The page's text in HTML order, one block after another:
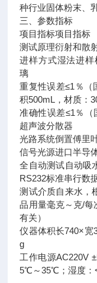
种行业固体粉末、
三、参数指标
项目指标项目指标
测试原理衍射和散
进样方式湿法进样
璃
重复性误差≤1％（
积500mL，材质：
准确性误差≤1％（
超声波分散器
光路系统倒置傅里
信号光源进口半导
全自动测试自动吸
RS232标准串行数
测试介质自来水，
品用量毫克～克/每
有关）
仪器体积长740×
g
工作电源AC220V
5℃～35℃；湿度：